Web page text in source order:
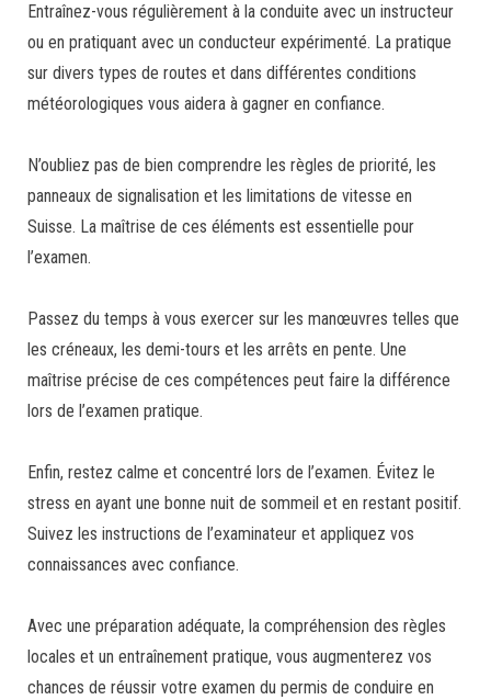
Entraînez-vous régulièrement à la conduite avec un instructeur
ou en pratiquant avec un conducteur expérimenté. La pratique
sur divers types de routes et dans différentes conditions
météorologiques vous aidera à gagner en confiance.
N’oubliez pas de bien comprendre les règles de priorité, les
panneaux de signalisation et les limitations de vitesse en
Suisse. La maîtrise de ces éléments est essentielle pour
l’examen.
Passez du temps à vous exercer sur les manœuvres telles que
les créneaux, les demi-tours et les arrêts en pente. Une
maîtrise précise de ces compétences peut faire la différence
lors de l’examen pratique.
Enfin, restez calme et concentré lors de l’examen. Évitez le
stress en ayant une bonne nuit de sommeil et en restant positif.
Suivez les instructions de l’examinateur et appliquez vos
connaissances avec confiance.
Avec une préparation adéquate, la compréhension des règles
locales et un entraînement pratique, vous augmenterez vos
chances de réussir votre examen du permis de conduire en